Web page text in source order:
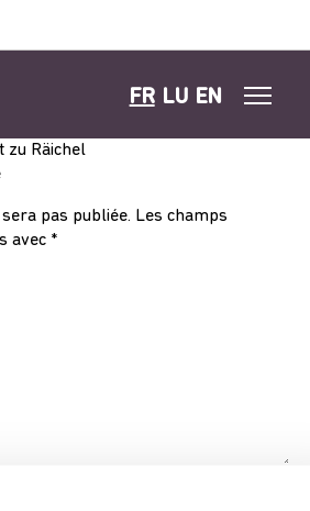
FR LU EN
zu Räichel
pas publiée. Les champs
avec *